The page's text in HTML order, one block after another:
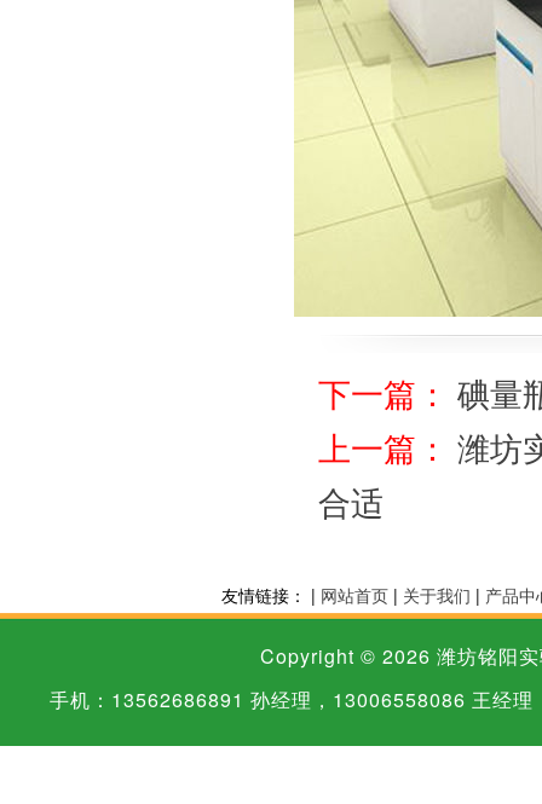
下一篇： 碘量
上一篇： 潍坊
合适
友情链接： | 网站首页 | 关于我们 | 产品中
Copyright © 2026 潍坊铭阳
手机：13562686891 孙经理，13006558086 王经